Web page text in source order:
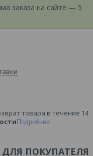
заказа на сайте — 5
товара в течение 14
Подробнее
ПОКУПАТЕЛЯ